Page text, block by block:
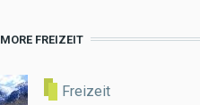
MORE FREIZEIT
Freizeit